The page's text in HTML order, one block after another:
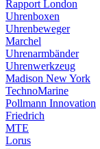
Rapport London
Uhrenboxen
Uhrenbeweger
Marchel
Uhrenarmbänder
Uhrenwerkzeug
Madison New York
TechnoMarine
Pollmann Innovation
Friedrich
MTE
Lorus